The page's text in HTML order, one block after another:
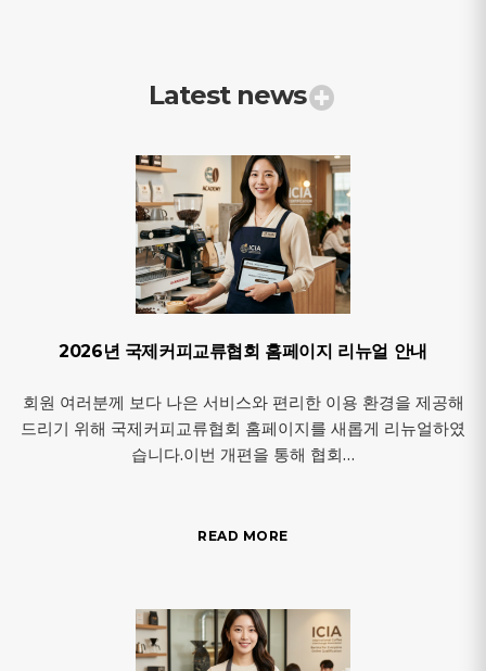
Latest news
2026년 국제커피교류협회 홈페이지 리뉴얼 안내
회원 여러분께 보다 나은 서비스와 편리한 이용 환경을 제공해
드리기 위해 국제커피교류협회 홈페이지를 새롭게 리뉴얼하였
습니다.이번 개편을 통해 협회…
READ MORE